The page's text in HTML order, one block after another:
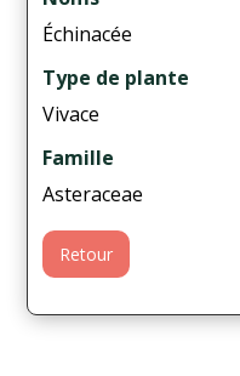
Échinacée
Type de plante
Vivace
Famille
Asteraceae
Retour